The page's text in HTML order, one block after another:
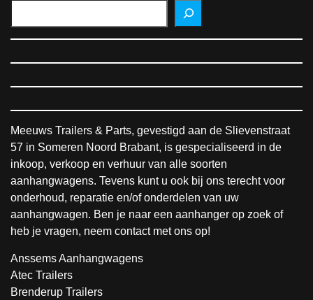
Meeuws Trailers & Parts, gevestigd aan de Slievenstraat
57 in Someren Noord Brabant, is gespecialiseerd in de
inkoop, verkoop en verhuur van alle soorten
aanhangwagens. Tevens kunt u ook bij ons terecht voor
onderhoud, reparatie en/of onderdelen van uw
aanhangwagen. Ben je naar een aanhanger op zoek of
heb je vragen, neem contact met ons op!
Anssems Aanhangwagens
Atec Trailers
Brenderup Trailers